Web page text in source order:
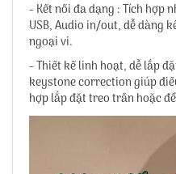
- Kết nối đa dạng : Tích hợp
USB, Audio in/out, dễ dàng
ngoại vi.
- Thiết kế linh hoạt, dễ lắp
keystone correction giúp
hợp lắp đặt treo trần hoặc